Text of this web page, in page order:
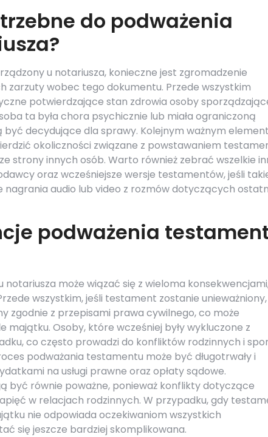
do podważenia
u notariusza, konieczne jest zgromadzenie
wobec tego dokumentu. Przede wszystkim
potwierdzające stan zdrowia osoby
ta była chora psychicznie lub miała ograniczoną
być decydujące dla sprawy. Kolejnym ważnym
okoliczności związane z powstawaniem
strony innych osób. Warto również zebrać wszelkie
oraz wcześniejsze wersje testamentów, jeśli
audio lub video z rozmów dotyczących
podważenia
może wiązać się z wieloma
wszystkim, jeśli testament zostanie unieważniony,
zgodnie z przepisami prawa cywilnego, co może
majątku. Osoby, które wcześniej były wykluczone z
co często prowadzi do konfliktów rodzinnych i
podważania testamentu może być długotrwały i
na usługi prawne oraz opłaty sądowe.
być równie poważne, ponieważ konflikty dotyczące
w relacjach rodzinnych. W przypadku, gdy
nie odpowiada oczekiwaniom wszystkich
się jeszcze bardziej skomplikowana.